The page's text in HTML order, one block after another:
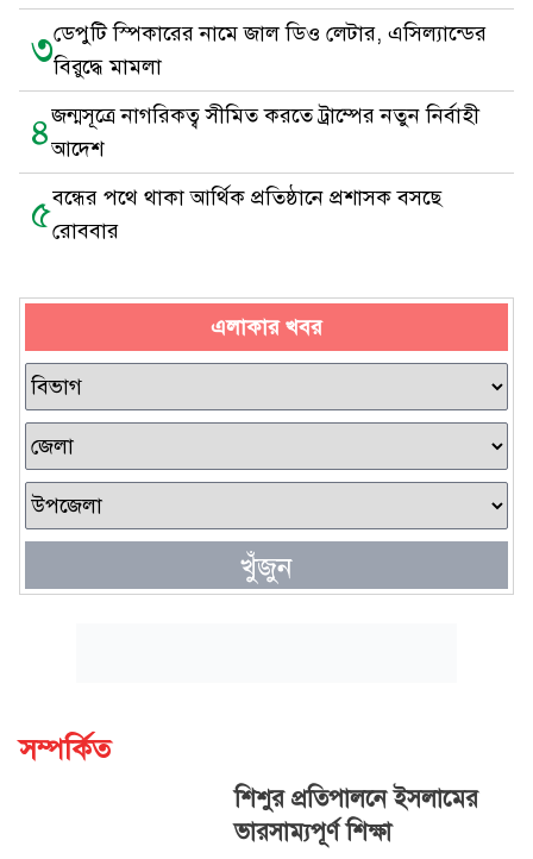
৩ডেপুটি স্পিকারের নামে জাল ডিও লেটার, এসিল্যান্ডের
বিরুদ্ধে মামলা
৪জন্মসূত্রে নাগরিকত্ব সীমিত করতে ট্রাম্পের নতুন নির্বাহী
আদেশ
৫বন্ধের পথে থাকা আর্থিক প্রতিষ্ঠানে প্রশাসক বসছে
রোববার
এলাকার খবর
খুঁজুন
সম্পর্কিত
শিশুর প্রতিপালনে ইসলামের
ভারসাম্যপূর্ণ শিক্ষা